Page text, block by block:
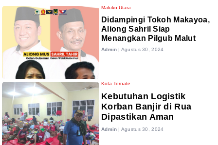
Maluku Utara
Didampingi Tokoh Makayoa,
Aliong Sahril Siap
Menangkan Pilgub Malut
Admin | Agustus 30, 2024
Kota Ternate
Kebutuhan Logistik
Korban Banjir di Rua
Dipastikan Aman
Admin | Agustus 30, 2024